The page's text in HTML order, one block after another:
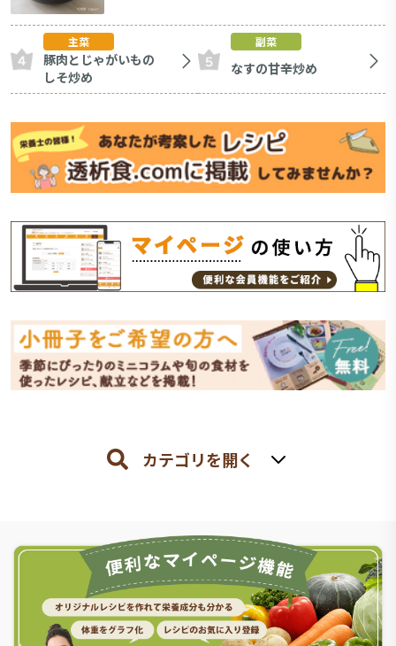
主菜
豚肉とじゃがいもの
しそ炒め
副菜
なすの甘辛炒め
カテゴリを開く